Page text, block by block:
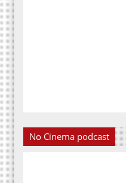
No Cinema podcast